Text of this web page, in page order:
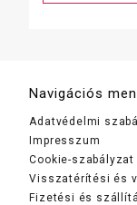
Navigációs
Adatvédelmi
Impresszum
Cookie-szabályzat
Visszatérítési és
Fizetési és